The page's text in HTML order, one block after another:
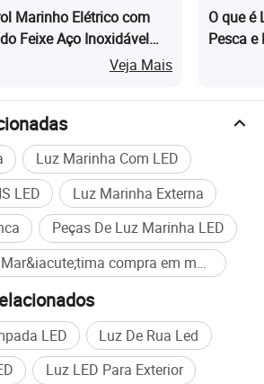
Search Lights série:
Marinho Elétrico com
Feixe Aço Inoxidável
para Barcos deVeja Mais
O que é
Pesca e
Luz Marinha Com LED
LED
Luz Marinha Externa
Peças De Luz Marinha LED
Luz De Pesquisa Mar&iacute;tima compra em massa
LED
Luz De Rua Led
Luz LED Para Exterior